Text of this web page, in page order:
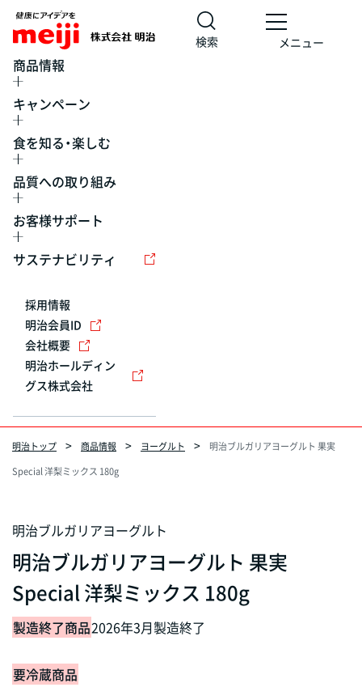
検索 メニュー
商品情報
キャンペーン
食を知る・楽しむ
品質への取り組み
お客様サポート
サステナビリティ
採用情報
明治会員ID
会社概要
明治ホールディン
グス株式会社
明治トップ 商品情報 ヨーグルト
明治ブルガリアヨーグルト 果実
Special 洋梨ミックス 180g
明治ブルガリアヨーグルト
明治ブルガリアヨーグルト 果実
Special 洋梨ミックス 180g
製造終了商品2026年3月製造終了
要冷蔵商品